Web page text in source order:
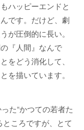
ハッピーエンドと
です。だけど、劇
が圧倒的に長い。
『人間』なんで
をどう消化して、
を描いています。
た“かつての若者た
ころですが、とて